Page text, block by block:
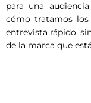
para una
cómo tratamos
entrevista rápido,
de la marca que